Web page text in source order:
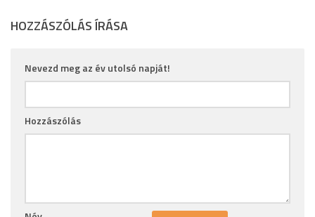
HOZZÁSZÓLÁS ÍRÁSA
Nevezd meg az év utolsó napját!
Hozzászólás